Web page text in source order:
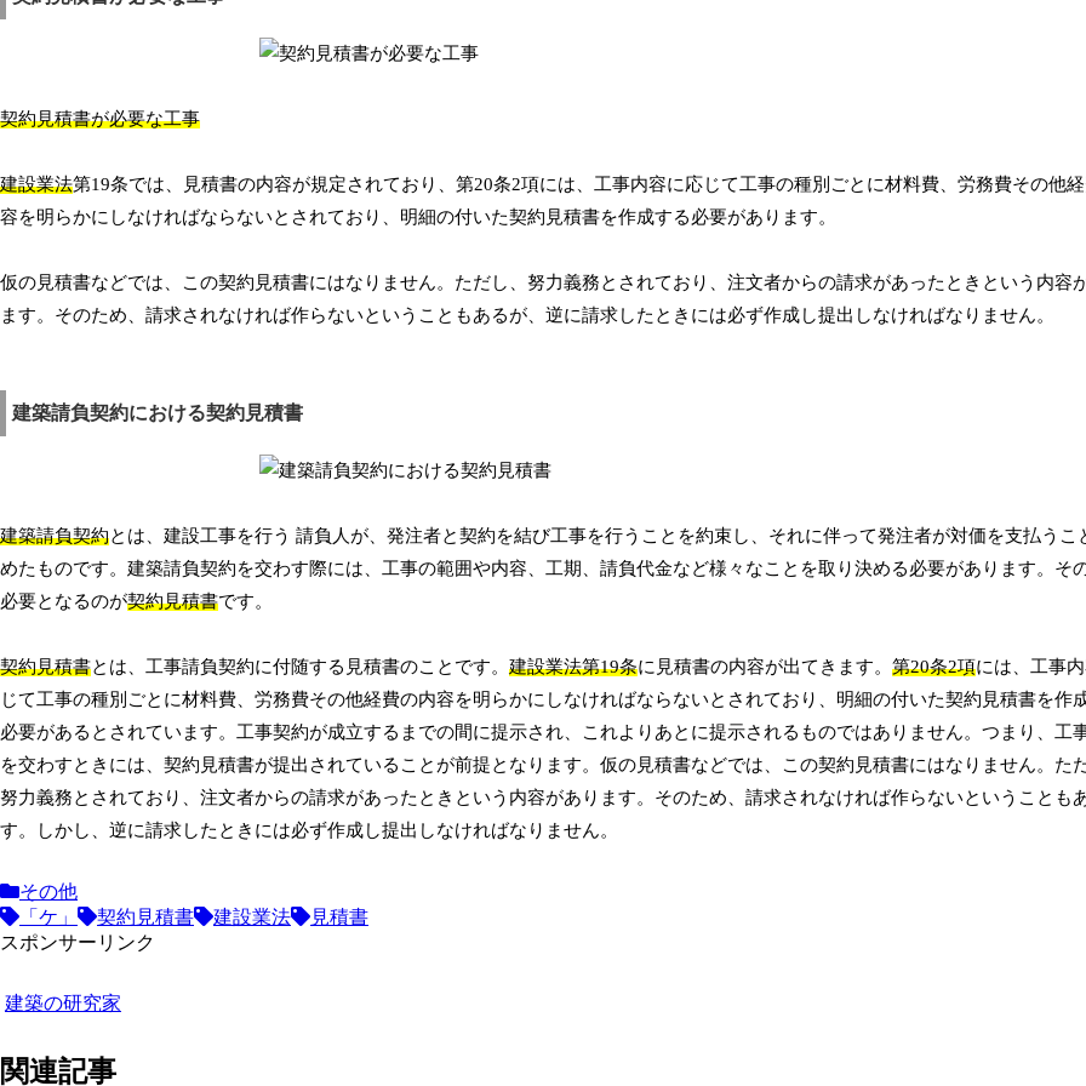
契約見積書が必要な工事
建設業法第19条では、見積書の内容が規定されており、第20条2項には、工事内容に応じて工事の種別ごとに材料費、労務費その他
容を明らかにしなければならないとされており、明細の付いた契約見積書を作成する必要があります。
仮の見積書などでは、この契約見積書にはなりません。ただし、努力義務とされており、注文者からの請求があったときという内容
ます。そのため、請求されなければ作らないということもあるが、逆に請求したときには必ず作成し提出しなければなりません。
建築請負契約における契約見積書
建築請負契約とは、建設工事を行う 請負人が、発注者と契約を結び工事を行うことを約束し、それに伴って発注者が対価を支払うこ
めたものです。建築請負契約を交わす際には、工事の範囲や内容、工期、請負代金など様々なことを取り決める必要があります。そ
必要となるのが契約見積書です。
契約見積書とは、工事請負契約に付随する見積書のことです。 建設業法第19条に見積書の内容が出てきます。 第20条2項には、工事
じて工事の種別ごとに材料費、労務費その他経費の内容を明らかにしなければならないとされており、明細の付いた契約見積書を作
必要があるとされています。工事契約が成立するまでの間に提示され、これよりあとに提示されるものではありません。つまり、工
を交わすときには、契約見積書が提出されていることが前提となります。仮の見積書などでは、この契約見積書にはなりません。ただ
努力義務とされており、注文者からの請求があったときという内容があります。そのため、請求されなければ作らないということも
す。しかし、逆に請求したときには必ず作成し提出しなければなりません。
その他
「ケ」
契約見積書 建設業法
見積書
スポンサーリンク
建築の研究家
関連記事